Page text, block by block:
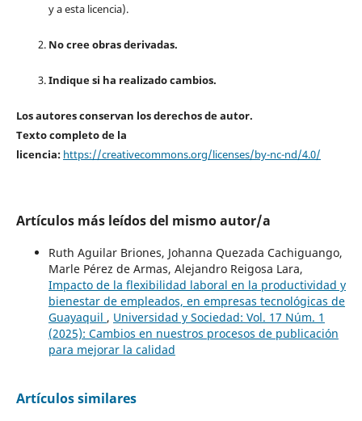
y a esta licencia).
No cree obras derivadas.
Indique si ha realizado cambios.
Los autores conservan los derechos de autor.
Texto completo de la
licencia: https://creativecommons.org/licenses/by-nc-nd/4.0/
Artículos más leídos del mismo autor/a
Ruth Aguilar Briones, Johanna Quezada Cachiguango,
Marle Pérez de Armas, Alejandro Reigosa Lara,
Impacto de la flexibilidad laboral en la productividad y
bienestar de empleados, en empresas tecnológicas de
Guayaquil , Universidad y Sociedad: Vol. 17 Núm. 1
(2025): Cambios en nuestros procesos de publicación
para mejorar la calidad
Artículos similares